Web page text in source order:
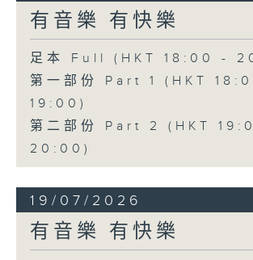
有音樂 有快樂
足本 Full (HKT 18:00 -
第一部份 Part 1 (HKT
19:00)
第二部份 Part 2 (HKT
20:00)
19/07/2026
有音樂 有快樂